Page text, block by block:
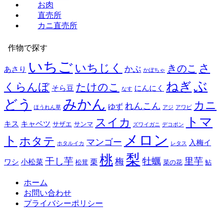
お肉
直売所
カニ直売所
作物で探す
あさり いちご いちじく かぶ かぼちゃ きのこ さ
くらんぼ そら豆 たけのこ なす にんにく ねぎ ぶ
どう
ほうれん草 みかん ゆず れんこん アジ アワビ カニ
キス キャベツ サザエ サンマ スイカ ズワイガニ デコポン
トマ
ト ホタテ ホタルイカ マンゴー メロン レタス 入梅イ
ワシ 小松菜 干し芋 松茸 栗 桃 梅 梨 牡蠣 菜の花 里芋 鮎
ホーム
お問い合わせ
プライバシーポリシー